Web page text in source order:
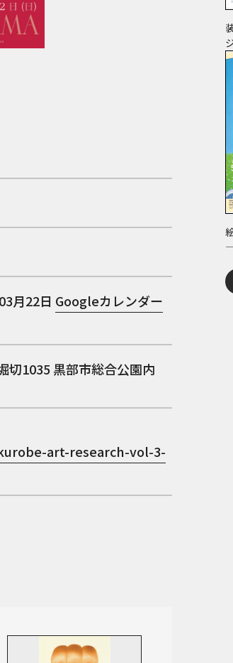
月22日 Googleカレンダー
切1035 黒部市総合公園内
art-research-vol-3-